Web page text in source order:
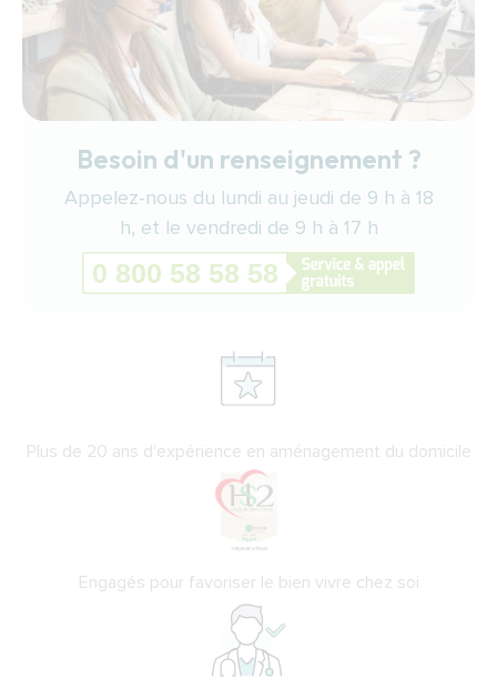
Besoin d'un renseignement ?
Appelez-nous du lundi au jeudi de 9 h à 18
h, et le vendredi de 9 h à 17 h
Plus de 20 ans d'expérience en aménagement du domicile
Engagés pour favoriser le bien vivre chez soi